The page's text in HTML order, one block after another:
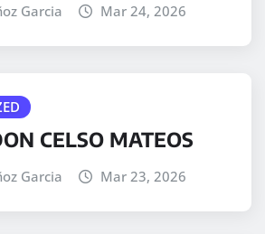
Garcia Mar 24, 2026
CELSO MATEOS
Garcia Mar 23, 2026